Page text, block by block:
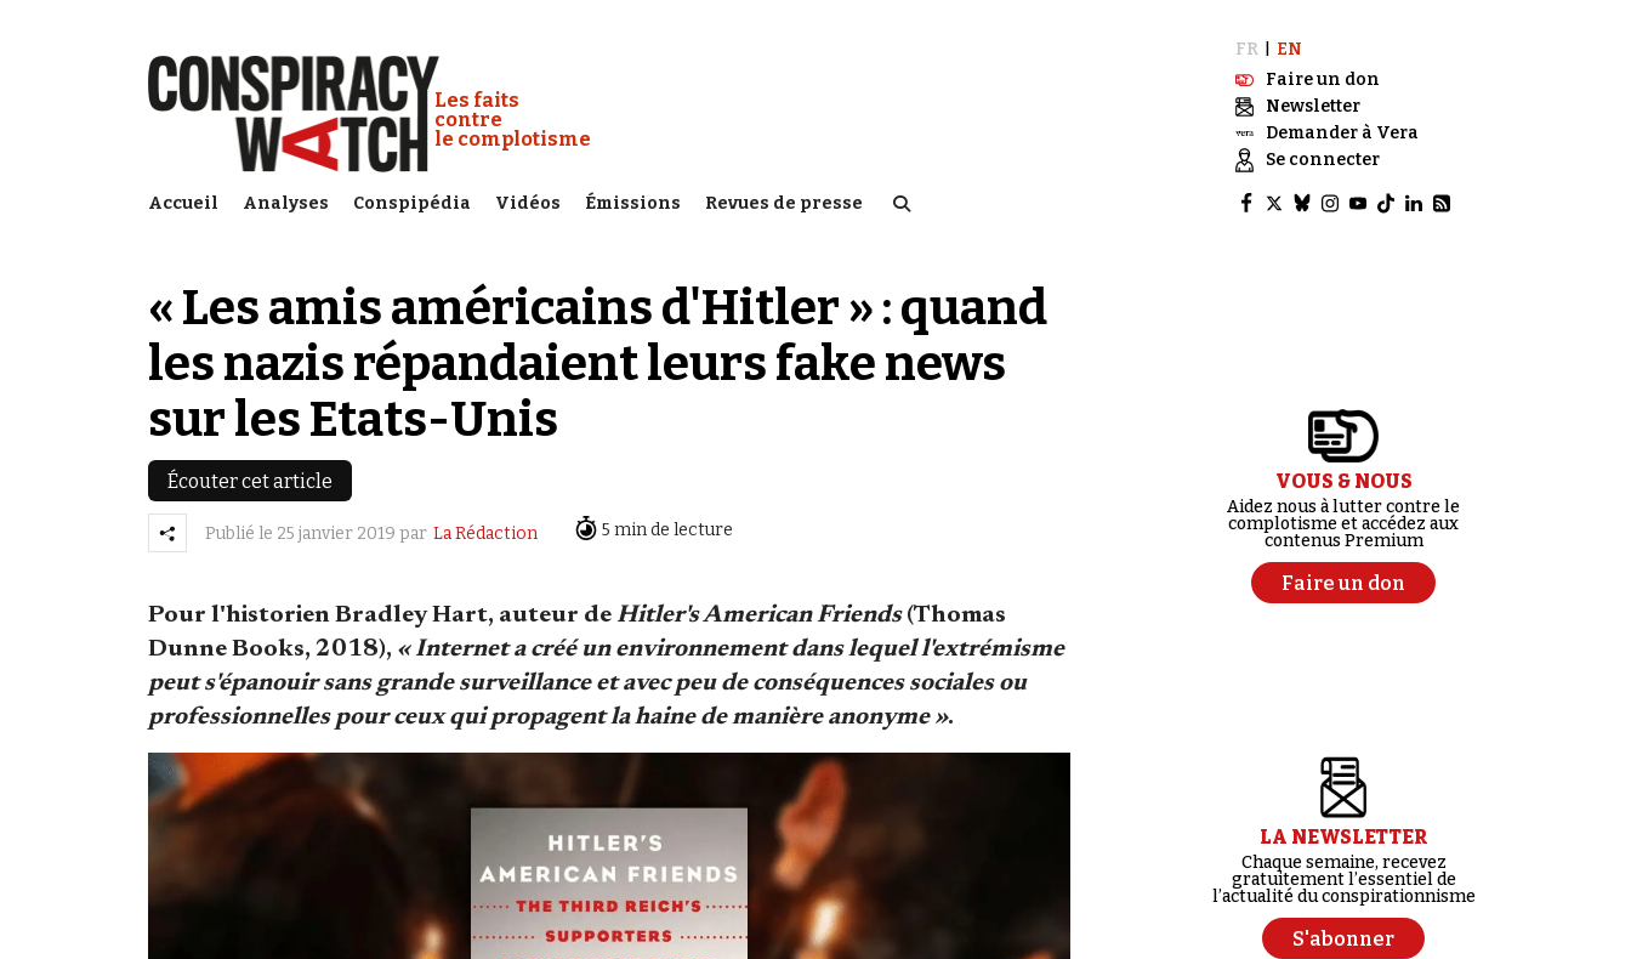
Conspiracy Watch :
Les faits
contre
le complotisme
Accueil Analyses Conspipédia Vidéos Émissions Revues de presse
FR
EN
Faire un don
Newsletter
Demander à Vera
Se connecter
« Les amis américains d'Hitler » : quand
les nazis répandaient leurs fake news
sur les Etats-Unis
Écouter cet article
Publié le 25 janvier 2019 par La Rédaction 5 min de lecture
Pour l'historien Bradley Hart, auteur de Hitler's American Friends(Thomas
Dunne Books, 2018), « Internet a créé un environnement dans lequel l'extrémisme
peut s'épanouir sans grande surveillance et avec peu de conséquences sociales ou
professionnelles pour ceux qui propagent la haine de manière anonyme ».
VOUS & NOUS
Aidez nous à lutter contre le
complotisme et accédez aux
contenus Premium
Faire un don
LA NEWSLETTER
Chaque semaine, recevez
gratuitement l’essentiel de
l’actualité du conspirationnisme
S'abonner